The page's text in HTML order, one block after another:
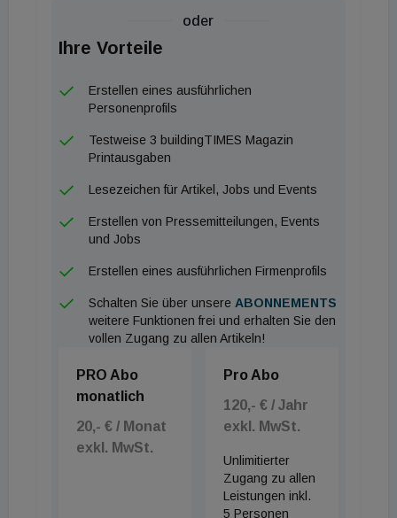
und damit auch die Schoeller Bleckmann
Medizintechnik GmbH mit Sitz in Ternitz, wo
produziert und vertrieben werden.
In den vergangenen drei Jahren in Folge hat Bosch
die Mitarbeiterzahl im F&amp;E-Bereich in
Österreich gesteigert. „Mehr als 100
Entwicklerinnen und Entwickler haben wir 2019
zusätzlich eingestellt. Techniktalente finden bei
Bosch ein attraktives Umfeld, um Innovationen
gestalten,“ sagte Helmut Weinwurm.
oder
Ihre Vorteile
Erstellen eines ausführlichen
Personenprofils
Testweise 3 buildingTIMES Magazin
Printausgaben
Lesezeichen für Artikel, Jobs und Events
Erstellen von Pressemitteilungen, Events
und Jobs
Erstellen eines ausführlichen Firmenprofils
Schalten Sie über unsere ABONNEMENTS
weitere Funktionen frei und erhalten Sie den
vollen Zugang zu allen Artikeln!
PRO Abo
monatlich
20,- € / Monat
exkl. MwSt.
Pro Abo
120,- € / Jahr
exkl. MwSt.
Unlimitierter
Zugang zu allen
Leistungen inkl.
5 Personen